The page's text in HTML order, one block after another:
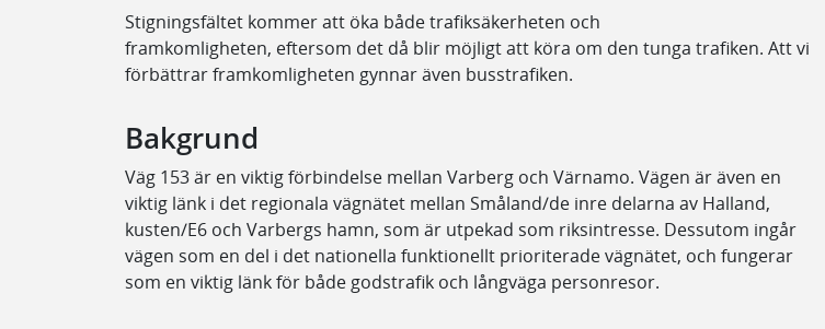
Stigningsfältet kommer att öka både trafiksäkerheten och
framkomligheten, eftersom det då blir möjligt att köra om den tunga trafiken. Att vi
förbättrar framkomligheten gynnar även busstrafiken.
Bakgrund
Väg 153 är en viktig förbindelse mellan Varberg och Värnamo. Vägen är även en
viktig länk i det regionala vägnätet mellan Småland/de inre delarna av Halland,
kusten/E6 och Varbergs hamn, som är utpekad som riksintresse. Dessutom ingår
vägen som en del i det nationella funktionellt prioriterade vägnätet, och fungerar
som en viktig länk för både godstrafik och långväga personresor.